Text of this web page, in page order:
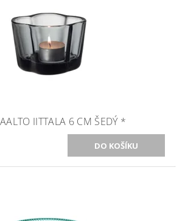
IITTALA 6 CM ŠEDÝ *